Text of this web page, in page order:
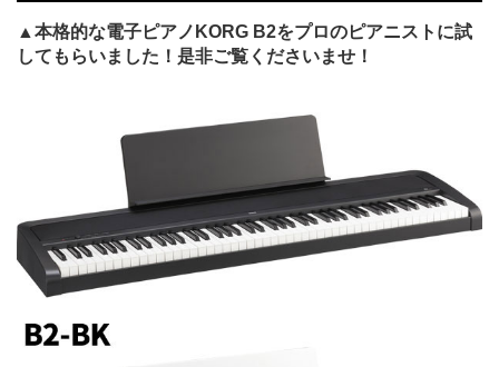
▲本格的な電子ピアノKORG B2をプロのピアニストに試
してもらいました！是非ご覧くださいませ！